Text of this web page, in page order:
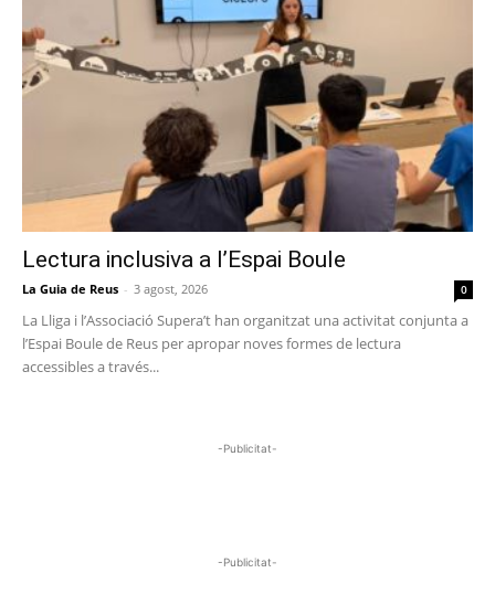
Lectura inclusiva a l’Espai Boule
La Guia de Reus - 3 agost, 2026 0
La Lliga i l’Associació Supera’t han organitzat una activitat conjunta a
l’Espai Boule de Reus per apropar noves formes de lectura
accessibles a través...
-Publicitat-
-Publicitat-